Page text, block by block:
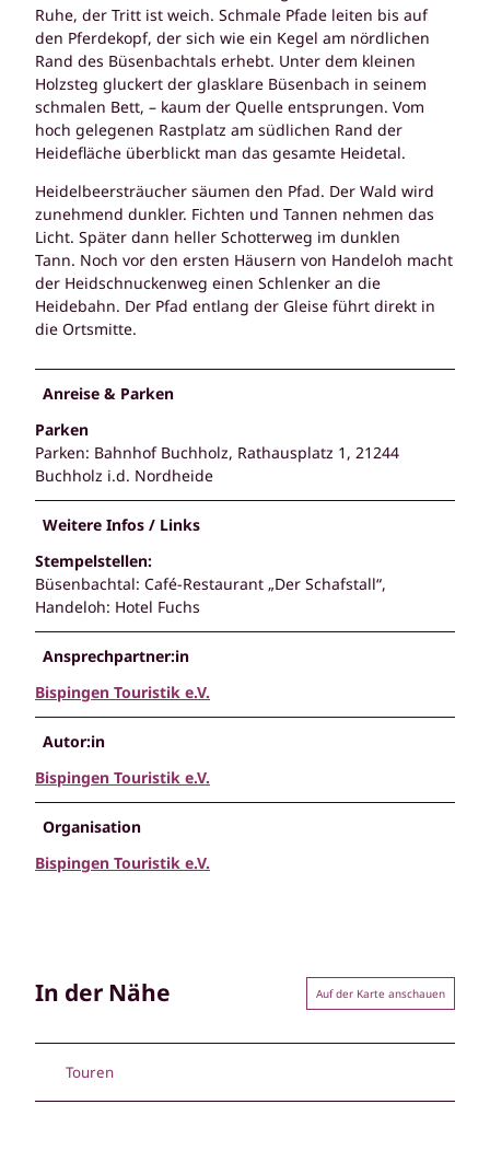
Ruhe, der Tritt ist weich. Schmale Pfade leiten bis auf
den Pferdekopf, der sich wie ein Kegel am nördlichen
Rand des Büsenbachtals erhebt. Unter dem kleinen
Holzsteg gluckert der glasklare Büsenbach in seinem
schmalen Bett, – kaum der Quelle entsprungen. Vom
hoch gelegenen Rastplatz am südlichen Rand der
Heidefläche überblickt man das gesamte Heidetal.
Heidelbeersträucher säumen den Pfad. Der Wald wird
zunehmend dunkler. Fichten und Tannen nehmen das
Licht. Später dann heller Schotterweg im dunklen
Tann. Noch vor den ersten Häusern von Handeloh macht
der Heidschnuckenweg einen Schlenker an die
Heidebahn. Der Pfad entlang der Gleise führt direkt in
die Ortsmitte.
Anreise & Parken
Parken
Parken: Bahnhof Buchholz, Rathausplatz 1, 21244
Buchholz i.d. Nordheide
Weitere Infos / Links
Stempelstellen:
Büsenbachtal: Café-Restaurant „Der Schafstall“,
Handeloh: Hotel Fuchs
Ansprechpartner:in
Bispingen Touristik e.V.
Autor:in
Bispingen Touristik e.V.
Organisation
Bispingen Touristik e.V.
In der Nähe Auf der Karte anschauen
Touren